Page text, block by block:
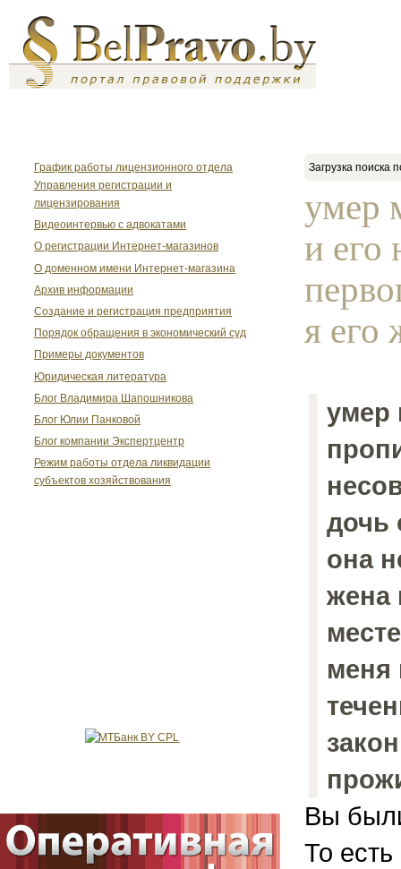
График работы лицензионного отдела
Управления регистрации и
лицензирования
Видеоинтервью с адвокатами
О регистрации Интернет-магазинов
О доменном имени Интернет-магазина
Архив информации
Создание и регистрация предприятия
Порядок обращения в экономический суд
Примеры документов
Юридическая литература
Блог Владимира Шапошникова
Блог Юлии Панковой
Блог компании Экспертцентр
Режим работы отдела ликвидации
субъектов хозяйствования
Загрузка поиска
умер
и его
я его
умер
дочь
она
жена
меня
Вы
То